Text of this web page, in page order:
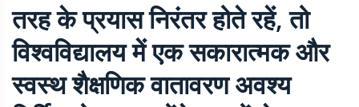
तरह के प्रयास निरंतर होते रहें, तो
विश्वविद्यालय में एक सकारात्मक और
स्वस्थ शैक्षणिक वातावरण अवश्य